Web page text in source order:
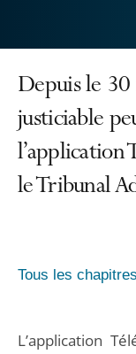
Depuis le
justiciable
l’application
le Tribunal
Tous les chapitres
L’application